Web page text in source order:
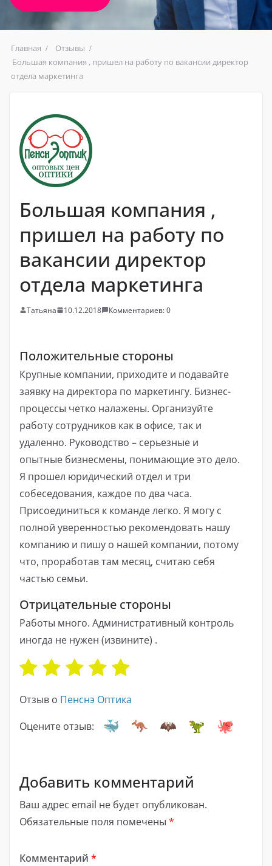
Главная
Отзывы
Большая компания , пришел на работу по вакансии директор
отдела маркетинга
Большая компания ,
пришел на работу по
вакансии директор
отдела маркетинга
Татьяна 10.12.2018 Комментариев: 0
Положительные стороны
Крупные компании, приходите и подавайте
заявку на директора по маркетингу. Бизнес-
процессы четко налажены. Организуйте
работу сотрудников как в офисе, так и
удаленно. Руководство – серьезные и
опытные бизнесмены, понимающие это дело.
Я прошел юридический отдел и три
собеседования, каждое по два часа.
Присоединиться к команде легко. Я могу с
полной уверенностью рекомендовать нашу
компанию и пишу о нашей компании, потому
что, проработав там месяц, считаю себя
частью семьи.
Отрицательные стороны
Работы много. Административный контроль
иногда не нужен (извините) .
Отзыв о Пенснэ Оптика
Оцените отзыв:
Добавить комментарий
Ваш адрес email не будет опубликован.
Обязательные поля помечены *
Комментарий *